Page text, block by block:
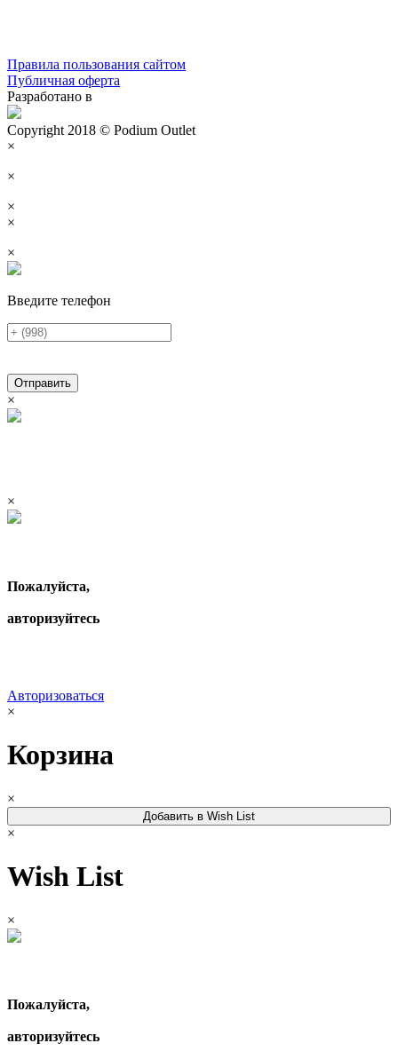
Правила пользования сайтом
Публичная оферта
Разработано в
Copyright 2018 © Podium Outlet
×
×
×
×
×
Введите телефон
Отправить
×
×
Пожалуйста,
авторизуйтесь
Авторизоваться
×
Корзина
×
Добавить в Wish List
×
Wish List
×
Пожалуйста,
авторизуйтесь